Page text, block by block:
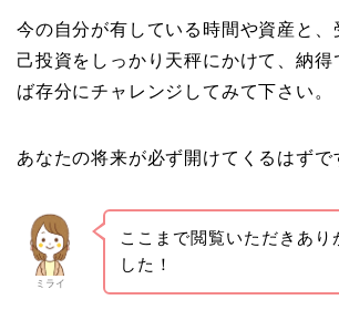
今の自分が有している時間や資産と、
己投資をしっかり天秤にかけて、納得
ば存分にチャレンジしてみて下さい。
あなたの将来が必ず開けてくるはずで
ミライ
ここまで閲覧いただきあり
した！